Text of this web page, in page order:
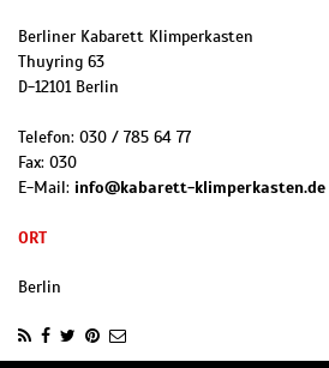
Berliner Kabarett Klimperkasten
Thuyring 63
D-12101 Berlin
Telefon: 030 / 785 64 77
Fax: 030
E-Mail: info@kabarett-klimperkasten.de
ORT
Berlin